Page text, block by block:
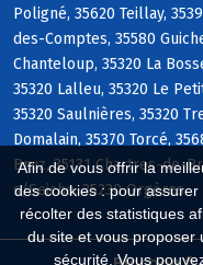
Afin de vous offrir la
des cookies : pour
récolter des statistiques
du site et vous proposer
sécurité. Vous
Poligné, 35620 Teillay,
des-Comptes, 35580
Chanteloup, 35320 La
35320 Lalleu, 35320 Le
35320 Saulnières, 35320
Domalain, 35370 Torcé,
Bruz, 35131 Chartres-de-
s/Seiche, 35230 Orgères